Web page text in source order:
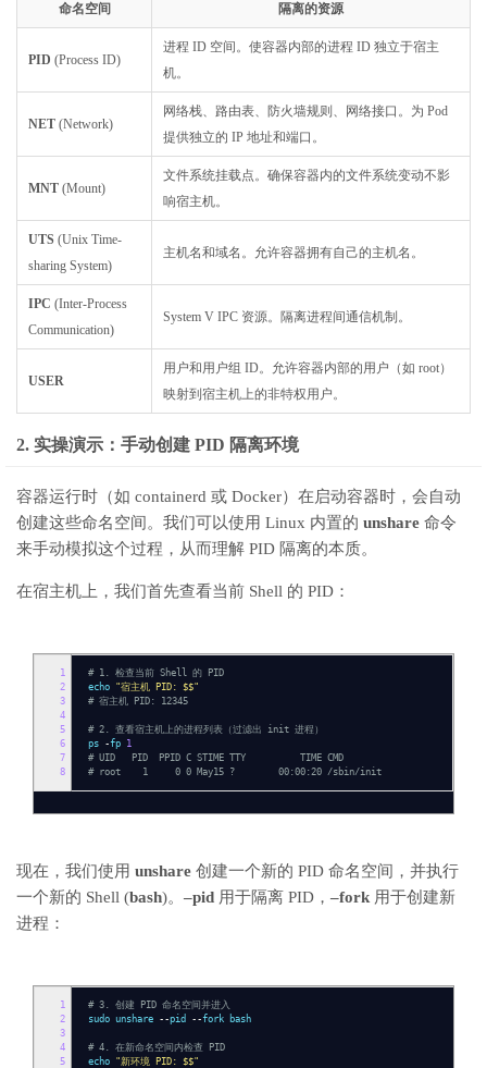
命名空间 隔离的资源
PID (Process ID)
进程 ID 空间。使容器内部的进程 ID 独立于宿主
机。
NET (Network)
网络栈、路由表、防火墙规则、网络接口。为 Pod
提供独立的 IP 地址和端口。
MNT (Mount)
文件系统挂载点。确保容器内的文件系统变动不影
响宿主机。
UTS (Unix Time-
sharing System)
主机名和域名。允许容器拥有自己的主机名。
IPC (Inter-Process
Communication)
System V IPC 资源。隔离进程间通信机制。
USER
用户和用户组 ID。允许容器内部的用户（如 root）
映射到宿主机上的非特权用户。
2. 实操演示：手动创建 PID 隔离环境
容器运行时（如 containerd 或 Docker）在启动容器时，会自动
创建这些命名空间。我们可以使用 Linux 内置的 unshare 命令
来手动模拟这个过程，从而理解 PID 隔离的本质。
在宿主机上，我们首先查看当前 Shell 的 PID：
1
2
3
4
5
6
7
8
# 1. 检查当前 Shell 的 PID
echo "宿主机 PID: $$"
# 宿主机 PID: 12345
# 2. 查看宿主机上的进程列表（过滤出 init 进程）
ps -fp 1
# UID PID PPID C STIME TTY TIME CMD
# root 1 0 0 May15 ? 00:00:20 /sbin/init
现在，我们使用 unshare 创建一个新的 PID 命名空间，并执行
一个新的 Shell (bash)。 –pid 用于隔离 PID， –fork 用于创建新
进程：
1
2
3
4
5
# 3. 创建 PID 命名空间并进入
sudo unshare --pid --fork bash
# 4. 在新命名空间内检查 PID
echo "新环境 PID: $$"